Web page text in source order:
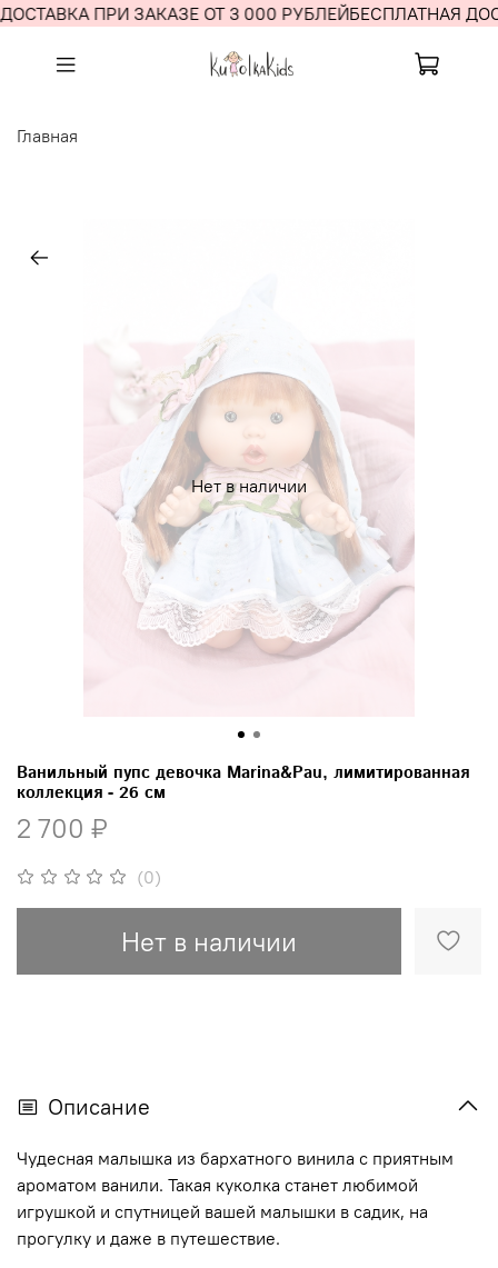
ПРИ ЗАКАЗЕ ОТ 3 000 РУБЛЕЙБЕСПЛАТНАЯ
Главная
Нет в наличии
(0)
Ванильный пупс девочка Marina&Pau, лимитированная
коллекция - 26 см
2 700 ₽
Нет в наличии
Описание
Чудесная малышка из бархатного винила с приятным
ароматом ванили. Такая куколка станет любимой
игрушкой и спутницей вашей малышки в садик, на
прогулку и даже в путешествие.